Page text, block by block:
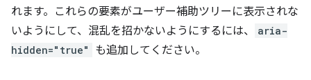
れます。これらの要素がユーザー補助ツリーに表示されな
いようにして、混乱を招かないようにするには、
aria-
hidden="true"
も追加してください。